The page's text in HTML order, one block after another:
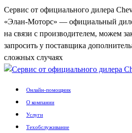
Перейти
к
содержанию
Сервис от официального дилера
«Элан-Моторс» — официальный
на связи с производителем, можем
запросить у поставщика
сложных случаях
Онлайн-помощник
О компании
Услуги
Техобслуживание